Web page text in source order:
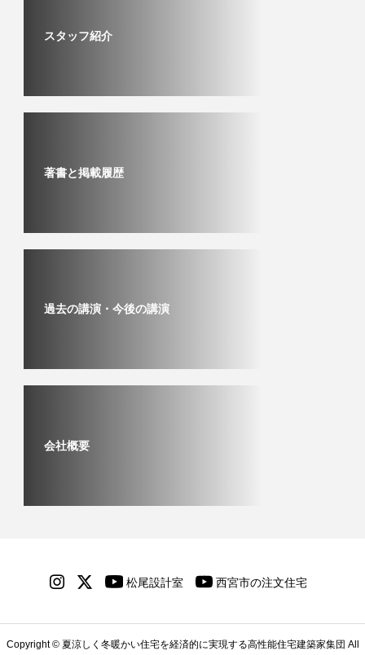
スタッフ紹介
著書と掲載履歴
過去の講演・今後の講演
会社概要
Copyright © 夏涼しく冬暖かい住宅を経済的に実現する高性能住宅建築家集団 All